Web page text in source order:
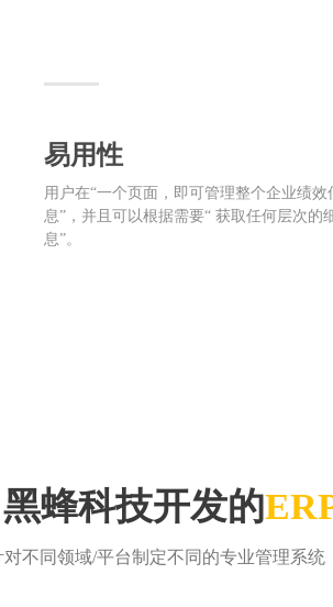
易用性
用户在“一个页面，即可管理整个企业绩效
息”，并且可以根据需要“ 获取任何层次的
息”。
黑蜂科技开发的
对不同领域/平台制定不同的专业管理系统